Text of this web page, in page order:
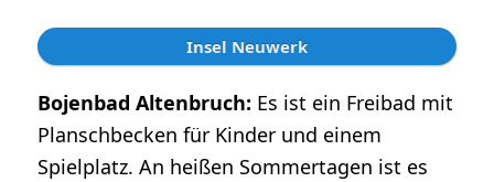
Insel Neuwerk
Bojenbad Altenbruch: Es ist ein Freibad mit
Planschbecken für Kinder und einem
Spielplatz. An heißen Sommertagen ist es